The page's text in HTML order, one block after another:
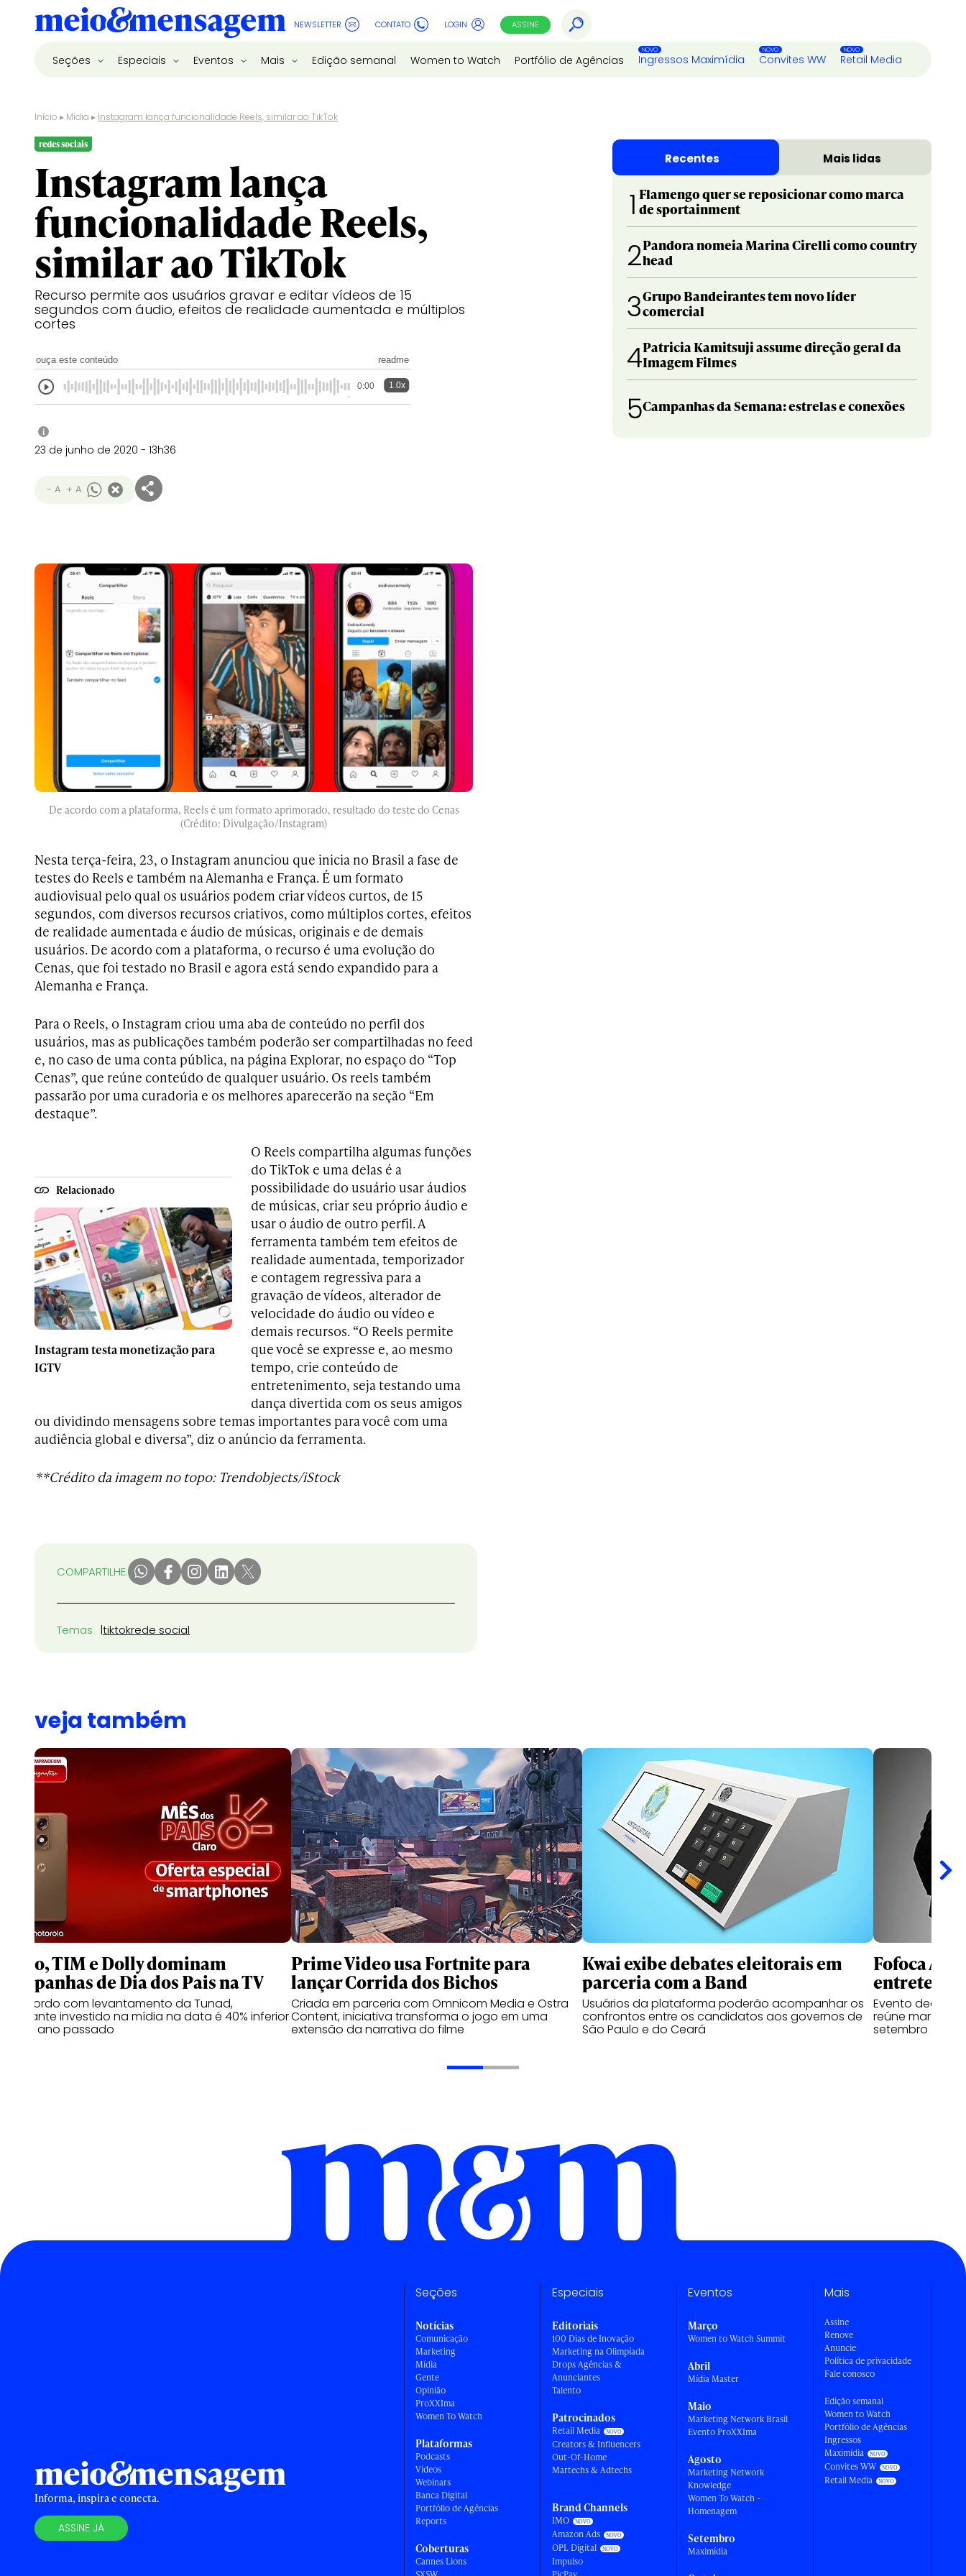
NEWSLETTER CONTATO LOGIN ASSINE
Seções Especiais Eventos Mais Edição semanal Women to Watch Portfólio de Agências Ingressos Maximídia Convites WW Retail Media
Início ▸ Mídia ▸ Instagram lança funcionalidade Reels, similar ao TikTok
redes sociais
Instagram lança
funcionalidade Reels,
similar ao TikTok
Recurso permite aos usuários gravar e editar vídeos de 15
segundos com áudio, efeitos de realidade aumentada e múltiplos
cortes
ouça este conteúdo readme
0:00 1.0x
i
23 de junho de 2020 - 13h36
- A + A
De acordo com a plataforma, Reels é um formato aprimorado, resultado do teste do Cenas
(Crédito: Divulgação/Instagram)
Nesta terça-feira, 23, o Instagram anunciou que inicia no Brasil a fase de
testes do Reels e também na Alemanha e França. É um formato
audiovisual pelo qual os usuários podem criar vídeos curtos, de 15
segundos, com diversos recursos criativos, como múltiplos cortes, efeitos
de realidade aumentada e áudio de músicas, originais e de demais
usuários. De acordo com a plataforma, o recurso é uma evolução do
Cenas, que foi testado no Brasil e agora está sendo expandido para a
Alemanha e França.
Para o Reels, o Instagram criou uma aba de conteúdo no perfil dos
usuários, mas as publicações também poderão ser compartilhadas no feed
e, no caso de uma conta pública, na página Explorar, no espaço do “Top
Cenas”, que reúne conteúdo de qualquer usuário. Os reels também
passarão por uma curadoria e os melhores aparecerão na seção “Em
destaque”.
Relacionado
Instagram testa monetização para
IGTV
O Reels compartilha algumas funções
do TikTok e uma delas é a
possibilidade do usuário usar áudios
de músicas, criar seu próprio áudio e
usar o áudio de outro perfil. A
ferramenta também tem efeitos de
realidade aumentada, temporizador
e contagem regressiva para a
gravação de vídeos, alterador de
velocidade do áudio ou vídeo e
demais recursos. “O Reels permite
que você se expresse e, ao mesmo
tempo, crie conteúdo de
entretenimento, seja testando uma
dança divertida com os seus amigos
ou dividindo mensagens sobre temas importantes para você com uma
audiência global e diversa”, diz o anúncio da ferramenta.
**Crédito da imagem no topo: Trendobjects/iStock
COMPARTILHE:
Temas tiktokrede social
Recentes Mais lidas
1 Flamengo quer se reposicionar como marca
de sportainment
2Pandora nomeia Marina Cirelli como country
head
3Grupo Bandeirantes tem novo líder
comercial
4Patricia Kamitsuji assume direção geral da
Imagem Filmes
5Campanhas da Semana: estrelas e conexões
veja também
Claro, TIM e Dolly dominam
campanhas de Dia dos Pais na TV
De acordo com levantamento da Tunad,
montante investido na mídia na data é 40% inferior
ao do ano passado
Prime Video usa Fortnite para
lançar Corrida dos Bichos
Criada em parceria com Omnicom Media e Ostra
Content, iniciativa transforma o jogo em uma
extensão da narrativa do filme
Kwai exibe debates eleitorais em
parceria com a Band
Usuários da plataforma poderão acompanhar os
confrontos entre os candidatos aos governos de
São Paulo e do Ceará
Fofoca
Evento
reúne marcas,
setembro
Informa, inspira e conecta.
ASSINE JÁ
Seções
Notícias
Comunicação
Marketing
Mídia
Gente
Opinião
ProXXIma
Women To Watch
Plataformas
Podcasts
Vídeos
Webinars
Banca Digital
Portfólio de Agências
Reports
Coberturas
Cannes Lions
Especiais
Editoriais
100 Dias de Inovação
Marketing na Olimpíada
Drops Agências &
Anunciantes
Talento
Patrocinados
Retail Media
Creators & Influencers
Out-Of-Home
Martechs & Adtechs
Brand Channels
IMO
Amazon Ads
OPL Digital
Impulso
Eventos
Março
Women to Watch Summit
Abril
Mídia Master
Maio
Marketing Network Brasil
Evento ProXXIma
Agosto
Marketing Network
Knowledge
Women To Watch -
Homenagem
Setembro
Maximídia
Mais
Assine
Renove
Anuncie
Política de privacidade
Fale conosco
Edição semanal
Women to Watch
Portfólio de Agências
Ingressos
Maximídia
Convites WW
Retail Media